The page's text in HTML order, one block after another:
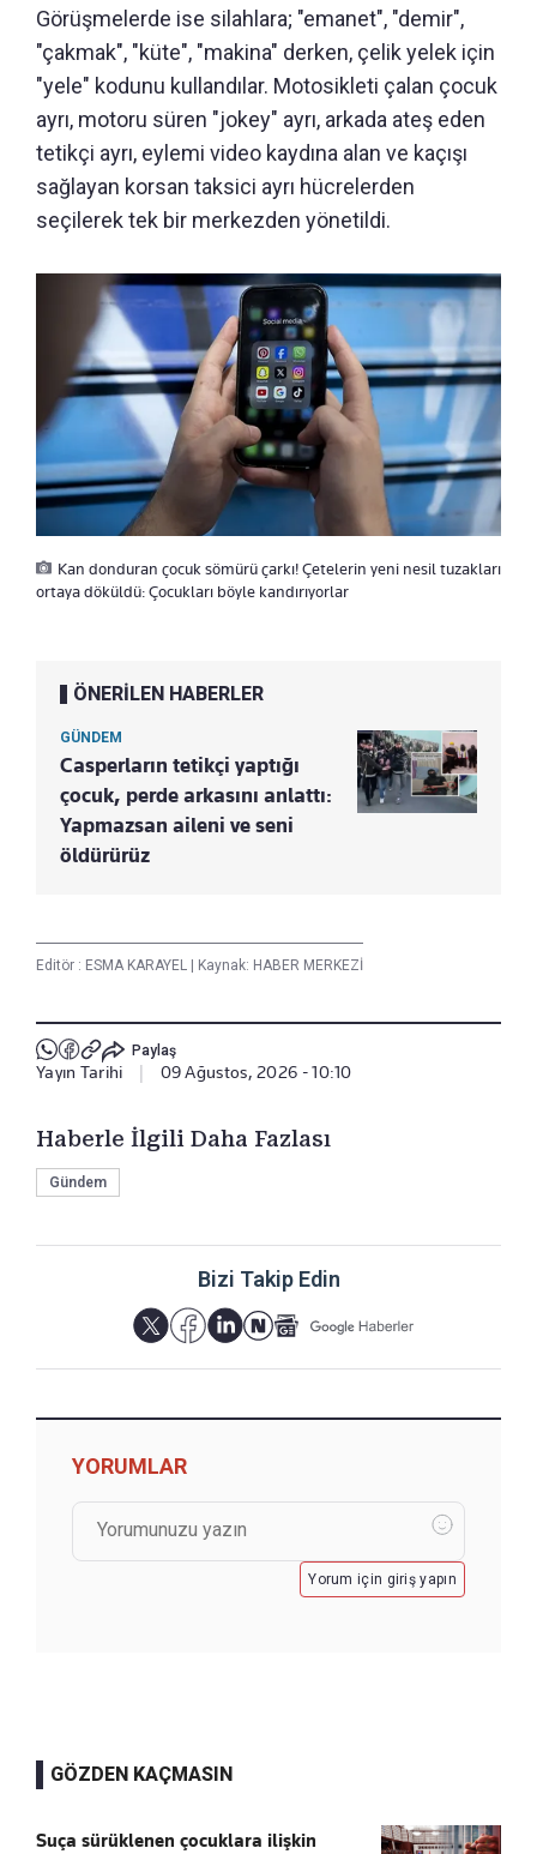
Görüşmelerde ise silahlara; "emanet", "demir",
"çakmak", "küte", "makina" derken, çelik yelek için
"yele" kodunu kullandılar. Motosikleti çalan çocuk
ayrı, motoru süren "jokey" ayrı, arkada ateş eden
tetikçi ayrı, eylemi video kaydına alan ve kaçışı
sağlayan korsan taksici ayrı hücrelerden
seçilerek tek bir merkezden yönetildi.
Kan donduran çocuk sömürü çarkı! Çetelerin yeni nesil tuzakları
ortaya döküldü: Çocukları böyle kandırıyorlar
ÖNERİLEN HABERLER
GÜNDEM
Casperların tetikçi yaptığı
çocuk, perde arkasını anlattı:
Yapmazsan aileni ve seni
öldürürüz
Editör : ESMA KARAYEL | Kaynak: HABER MERKEZİ
Paylaş
Yayın Tarihi | 09 Ağustos, 2026 - 10:10
Haberle İlgili Daha Fazlası
Gündem
Bizi Takip Edin
YORUMLAR
Yorum için giriş yapın
GÖZDEN KAÇMASIN
Suça sürüklenen çocuklara ilişkin